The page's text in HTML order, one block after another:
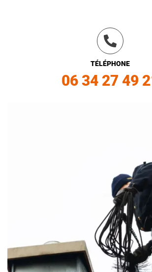
TÉLÉPHONE
06 34 27 49